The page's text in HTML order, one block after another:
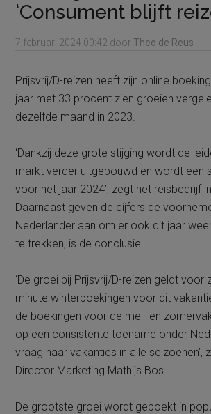
‘Consument blijft
7 februari 2024 00:42 door Theo de Reus
Prijsvrij/D-reizen heeft zijn online
jaar met 33 procent zien groeien
dezelfde maand in 2023.
‘Dankzij deze grote stijging wordt de
markt verder uitgebouwd en wordt een
voor het jaar 2024’, zegt het reisbedrijf
Daarnaast geven de cijfers de
Nederlander aan om er ook dit jaar
te trekken, is de conclusie.
‘De groei bij Prijsvrij/D-reizen geldt voor
minute winterboekingen voor dit
de boekingen voor de mei- en
op een consistente toename onder
vraag naar vakanties in alle seizoenen’,
Director Marketing Mathijs Bos.
De grootste groei wordt geboekt in